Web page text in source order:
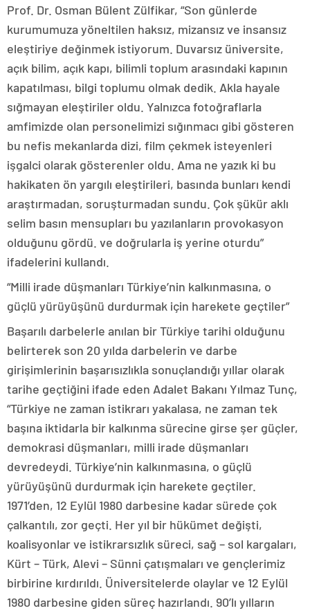
Prof. Dr. Osman Bülent Zülfikar, “Son günlerde
kurumumuza yöneltilen haksız, mizansız ve insansız
eleştiriye değinmek istiyorum. Duvarsız üniversite,
açık bilim, açık kapı, bilimli toplum arasındaki kapının
kapatılması, bilgi toplumu olmak dedik. Akla hayale
sığmayan eleştiriler oldu. Yalnızca fotoğraflarla
amfimizde olan personelimizi sığınmacı gibi gösteren
bu nefis mekanlarda dizi, film çekmek isteyenleri
işgalci olarak gösterenler oldu. Ama ne yazık ki bu
hakikaten ön yargılı eleştirileri, basında bunları kendi
araştırmadan, soruşturmadan sundu. Çok şükür aklı
selim basın mensupları bu yazılanların provokasyon
olduğunu gördü. ve doğrularla iş yerine oturdu”
ifadelerini kullandı.
“Milli irade düşmanları Türkiye’nin kalkınmasına, o
güçlü yürüyüşünü durdurmak için harekete geçtiler”
Başarılı darbelerle anılan bir Türkiye tarihi olduğunu
belirterek son 20 yılda darbelerin ve darbe
girişimlerinin başarısızlıkla sonuçlandığı yıllar olarak
tarihe geçtiğini ifade eden Adalet Bakanı Yılmaz Tunç,
“Türkiye ne zaman istikrarı yakalasa, ne zaman tek
başına iktidarla bir kalkınma sürecine girse şer güçler,
demokrasi düşmanları, milli irade düşmanları
devredeydi. Türkiye’nin kalkınmasına, o güçlü
yürüyüşünü durdurmak için harekete geçtiler.
1971’den, 12 Eylül 1980 darbesine kadar sürede çok
çalkantılı, zor geçti. Her yıl bir hükümet değişti,
koalisyonlar ve istikrarsızlık süreci, sağ – sol kargaları,
Kürt – Türk, Alevi – Sünni çatışmaları ve gençlerimiz
birbirine kırdırıldı. Üniversitelerde olaylar ve 12 Eylül
1980 darbesine giden süreç hazırlandı. 90’lı yılların